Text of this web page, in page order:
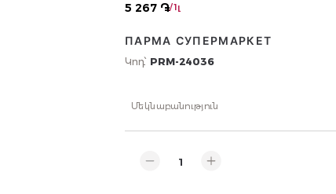
5 267 ֏/ 1լ
ПАРМА СУПЕРМАРКЕТ
Կոդ՝ PRM-24036
Մեկնաբանություն